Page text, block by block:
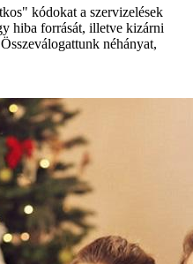
kódokat a szervizelések
hiba forrását, illetve kizárni
néhányat,